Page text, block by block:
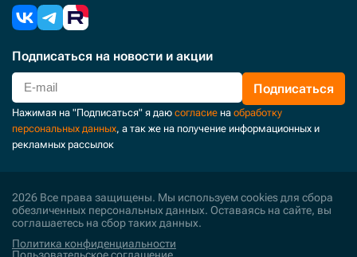
Подписаться на новости и акции
Подписаться
Нажимая на "Подписаться" я даю согласие на обработку
персональных данных, а так же на получение информационных и
рекламных рассылок
2026 Все права защищены. Мы используем cookies для сбора
обезличенных персональных данных. Оставаясь на сайте, вы
соглашаетесь на сбор таких данных.
Политика конфиденциальности